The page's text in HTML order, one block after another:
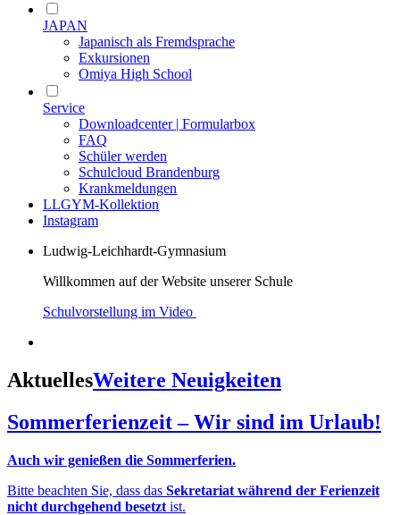
JAPAN
Japanisch als Fremdsprache
Exkursionen
Omiya High School
Service
Downloadcenter | Formularbox
FAQ
Schüler werden
Schulcloud Brandenburg
Krankmeldungen
LLGYM-Kollektion
Instagram
Ludwig-Leichhardt-Gymnasium
Willkommen auf der Website unserer Schule
Schulvorstellung im Video
AktuellesWeitere Neuigkeiten
Sommerferienzeit – Wir sind im Urlaub!
Auch wir genießen die Sommerferien.
Bitte beachten Sie, dass das Sekretariat während der Ferienzeit
nicht durchgehend besetzt ist.